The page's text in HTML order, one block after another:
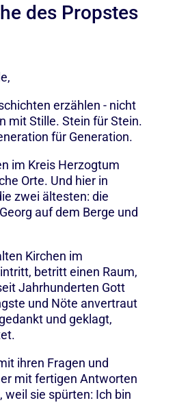
des Propstes
erzählen - nicht
mit Stille. Stein für Stein.
für Generation.
im Kreis Herzogtum
Orte. Und hier in
zwei ältesten: die
auf dem Berge und
Kirchen im
betritt einen Raum,
Jahrhunderten Gott
und Nöte anvertraut
und geklagt,
ihren Fragen und
mit fertigen Antworten
sie spürten: Ich bin